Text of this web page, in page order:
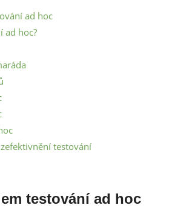
ad hoc
ad hoc?
testování
testování ad hoc